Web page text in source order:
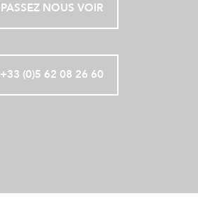
PASSEZ NOUS VOIR
+33 (0)5 62 08 26 60